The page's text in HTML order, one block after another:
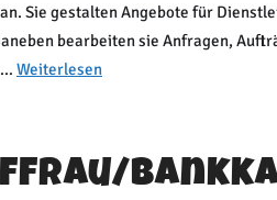
Sie gestalten Angebote für
bearbeiten sie Anfragen,
… Weiterlesen